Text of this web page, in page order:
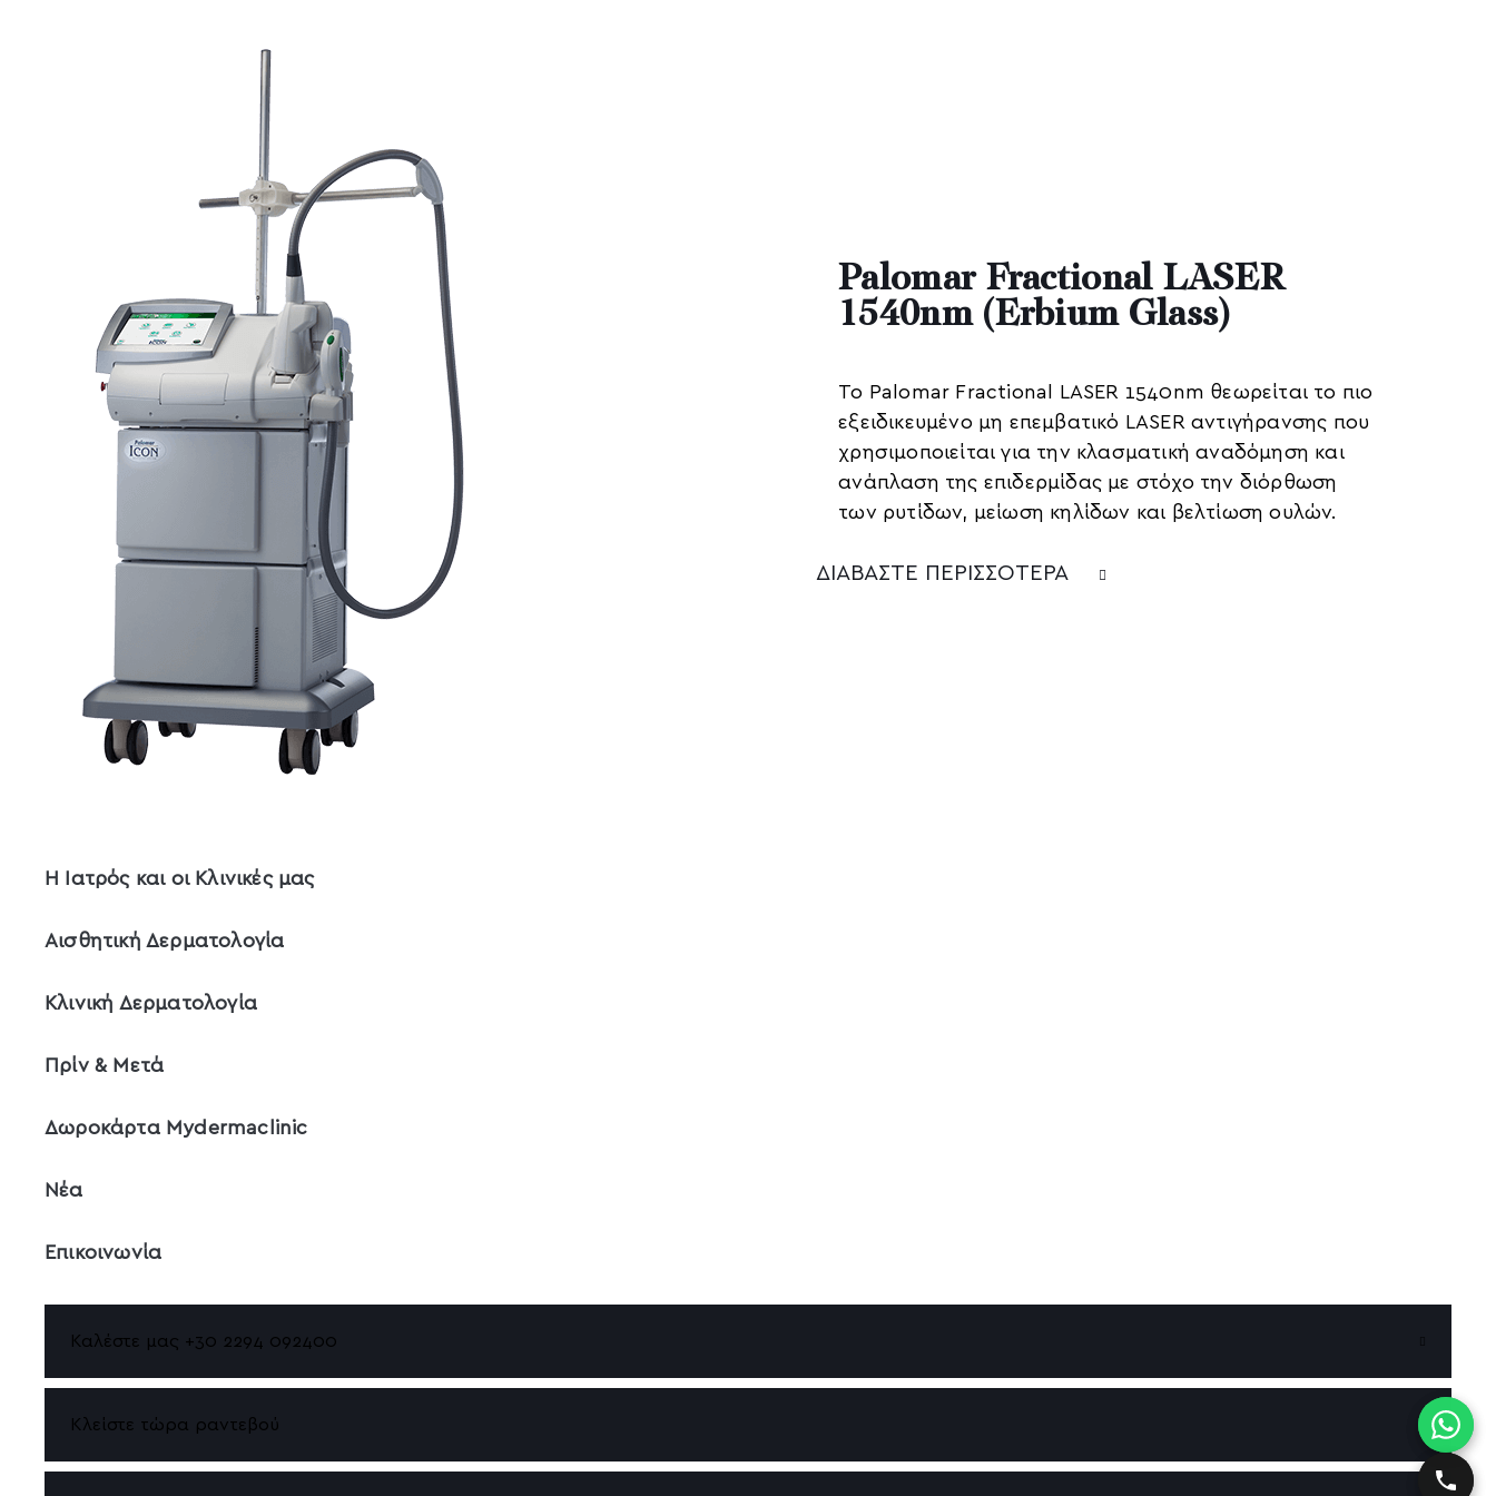
Palomar Fractional LASER
1540nm (Erbium Glass)
Το Palomar Fractional LASER 1540nm θεωρείται το πιο
εξειδικευμένο μη επεμβατικό LASER αντιγήρανσης που
χρησιμοποιείται για την κλασματική αναδόμηση και
ανάπλαση της επιδερμίδας με στόχο την διόρθωση
των ρυτίδων, μείωση κηλίδων και βελτίωση ουλών.
ΔΙΑΒΑΣΤΕ ΠΕΡΙΣΣΟΤΕΡΑ
Η Ιατρός και οι Κλινικές μας
Αισθητική Δερματολογία
Κλινική Δερματολογία
Πρίν & Μετά
Δωροκάρτα Mydermaclinic
Νέα
Επικοινωνία
Καλέστε μας +30 2294 092400
Κλείστε τώρα ραντεβού